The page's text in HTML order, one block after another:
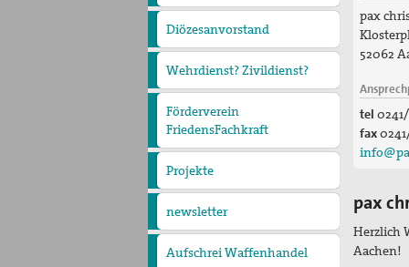
Diözesanvorstand
Wehrdienst? Zivildienst?
Förderverein
FriedensFachkraft
Projekte
Barrancabermeja
Putevi mira
(Friedenswege)
Nueva Esperanza
newsletter
Aufschrei Waffenhandel
2012 - Protestaktionen in
pax
52062
tel
fax
pax
Herzlich
Aachen!